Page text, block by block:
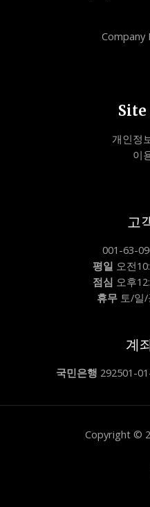
Company
개인정
이
고
001-63-
평일 오전
점심 오후
휴무 토/일
계
국민은행 292501-
Copyright ©